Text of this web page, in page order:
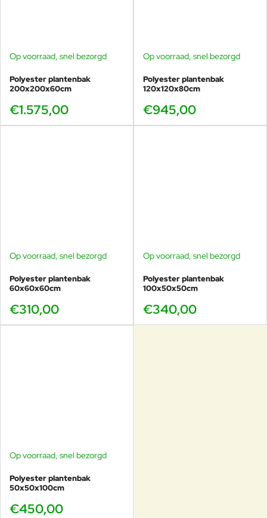
Op voorraad, snel bezorgd
Polyester plantenbak
200x200x60cm
€1.575,00
Op voorraad, snel bezorgd
Polyester plantenbak
120x120x80cm
€945,00
Op voorraad, snel bezorgd
Polyester plantenbak
60x60x60cm
€310,00
Op voorraad, snel bezorgd
Polyester plantenbak
100x50x50cm
€340,00
Op voorraad, snel bezorgd
Polyester plantenbak
50x50x100cm
€450,00